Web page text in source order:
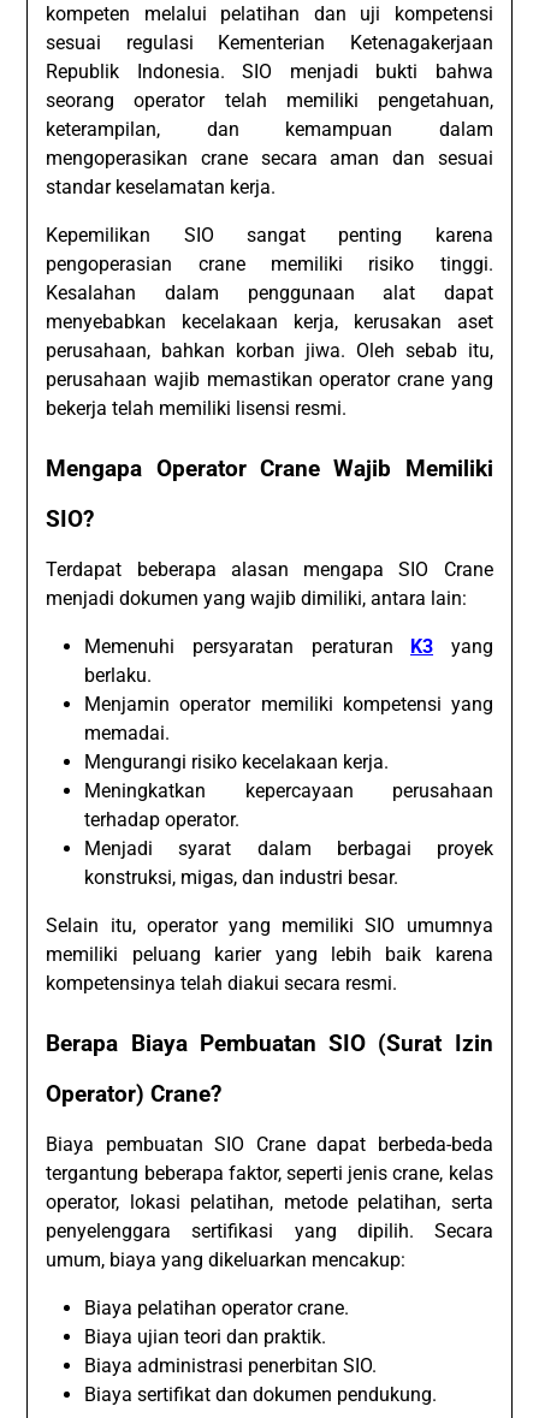
kompeten melalui pelatihan dan uji kompetensi
sesuai regulasi Kementerian Ketenagakerjaan
Republik Indonesia. SIO menjadi bukti bahwa
seorang operator telah memiliki pengetahuan,
keterampilan, dan kemampuan dalam
mengoperasikan crane secara aman dan sesuai
standar keselamatan kerja.
Kepemilikan SIO sangat penting karena
pengoperasian crane memiliki risiko tinggi.
Kesalahan dalam penggunaan alat dapat
menyebabkan kecelakaan kerja, kerusakan aset
perusahaan, bahkan korban jiwa. Oleh sebab itu,
perusahaan wajib memastikan operator crane yang
bekerja telah memiliki lisensi resmi.
Mengapa Operator Crane Wajib Memiliki
SIO?
Terdapat beberapa alasan mengapa SIO Crane
menjadi dokumen yang wajib dimiliki, antara lain:
Memenuhi persyaratan peraturan K3 yang
berlaku.
Menjamin operator memiliki kompetensi yang
memadai.
Mengurangi risiko kecelakaan kerja.
Meningkatkan kepercayaan perusahaan
terhadap operator.
Menjadi syarat dalam berbagai proyek
konstruksi, migas, dan industri besar.
Selain itu, operator yang memiliki SIO umumnya
memiliki peluang karier yang lebih baik karena
kompetensinya telah diakui secara resmi.
Berapa Biaya Pembuatan SIO (Surat Izin
Operator) Crane?
Biaya pembuatan SIO Crane dapat berbeda-beda
tergantung beberapa faktor, seperti jenis crane, kelas
operator, lokasi pelatihan, metode pelatihan, serta
penyelenggara sertifikasi yang dipilih. Secara
umum, biaya yang dikeluarkan mencakup:
Biaya pelatihan operator crane.
Biaya ujian teori dan praktik.
Biaya administrasi penerbitan SIO.
Biaya sertifikat dan dokumen pendukung.